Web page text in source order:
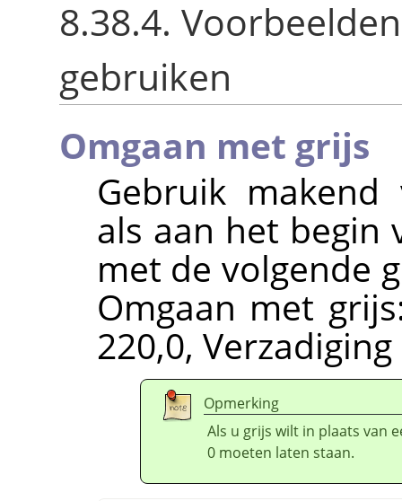
8.38.4.
gebruiken
Omgaan met grijs
Gebruik
als aan het begin
met de volgende
Omgaan met
220,0, Verzadiging
Opmerking
Als u grijs wilt in plaats van
0 moeten laten staan.